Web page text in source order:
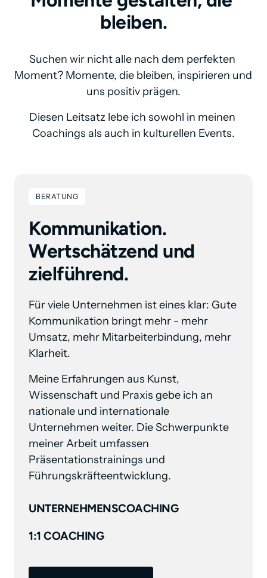
bleiben.
Suchen wir nicht alle nach dem perfekten
Moment? Momente, die bleiben, inspirieren und
uns positiv prägen.
Diesen Leitsatz lebe ich sowohl in meinen
Coachings als auch in kulturellen Events.
BERATUNG
Kommunikation.
Wertschätzend und
zielführend.
Für viele Unternehmen ist eines klar: Gute
Kommunikation bringt mehr - mehr
Umsatz, mehr Mitarbeiterbindung, mehr
Klarheit.
Meine Erfahrungen aus Kunst,
Wissenschaft und Praxis gebe ich an
nationale und internationale
Unternehmen weiter. Die Schwerpunkte
meiner Arbeit umfassen
Präsentationstrainings und
Führungskräfteentwicklung.
UNTERNEHMENSCOACHING
1:1 COACHING